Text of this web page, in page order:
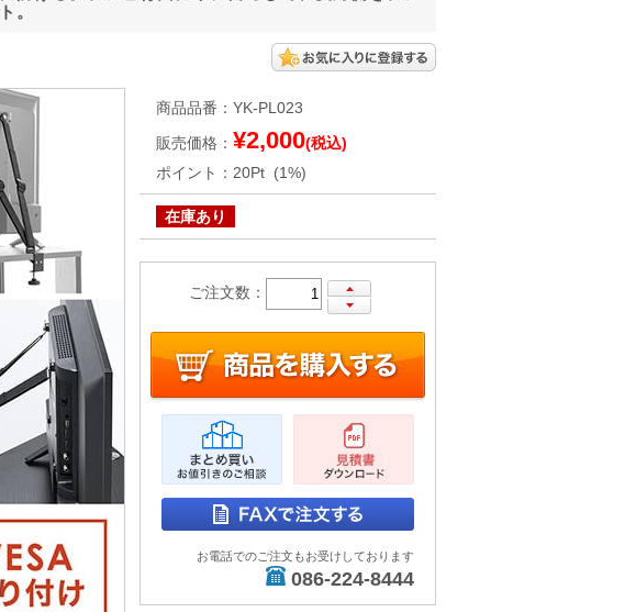
。
商品品番 ： YK-PL023
販売価格 ： ¥2,000(税込)
ポイント ： 20Pt (1%)
在庫あり
ご注文数：
お電話でのご注文もお受けしております
086-224-8444